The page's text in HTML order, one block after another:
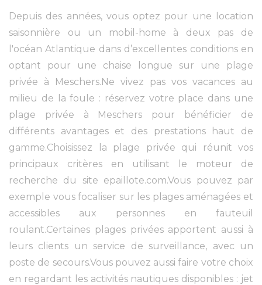
Depuis des années, vous optez pour une location
saisonnière ou un mobil-home à deux pas de
l'océan Atlantique dans d’excellentes conditions en
optant pour une chaise longue sur une plage
privée à Meschers.Ne vivez pas vos vacances au
milieu de la foule : réservez votre place dans une
plage privée à Meschers pour bénéficier de
différents avantages et des prestations haut de
gamme.Choisissez la plage privée qui réunit vos
principaux critères en utilisant le moteur de
recherche du site epaillote.com.Vous pouvez par
exemple vous focaliser sur les plages aménagées et
accessibles aux personnes en fauteuil
roulant.Certaines plages privées apportent aussi à
leurs clients un service de surveillance, avec un
poste de secours.Vous pouvez aussi faire votre choix
en regardant les activités nautiques disponibles : jet